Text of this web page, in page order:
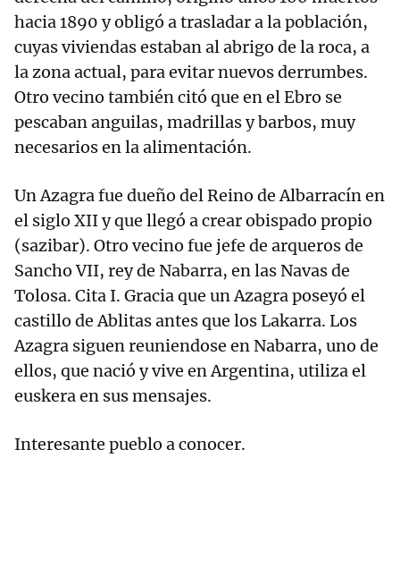
hacia 1890 y obligó a trasladar a la población,
cuyas viviendas estaban al abrigo de la roca, a
la zona actual, para evitar nuevos derrumbes.
Otro vecino también citó que en el Ebro se
pescaban anguilas, madrillas y barbos, muy
necesarios en la alimentación.
Un Azagra fue dueño del Reino de Albarracín en
el siglo XII y que llegó a crear obispado propio
(sazibar). Otro vecino fue jefe de arqueros de
Sancho VII, rey de Nabarra, en las Navas de
Tolosa. Cita I. Gracia que un Azagra poseyó el
castillo de Ablitas antes que los Lakarra. Los
Azagra siguen reuniendose en Nabarra, uno de
ellos, que nació y vive en Argentina, utiliza el
euskera en sus mensajes.
Interesante pueblo a conocer.